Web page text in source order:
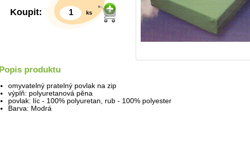
Koupit: ks
Popis produktu
omyvatelný pratelný povlak na zip
výplň: polyuretanová pěna
povlak: líc - 100% polyuretan, rub - 100% polyester
Barva: Modrá